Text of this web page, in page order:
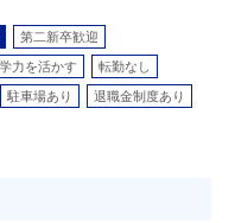
第二新卒歓迎
力を活かす 転勤なし
駐車場あり 退職金制度あり